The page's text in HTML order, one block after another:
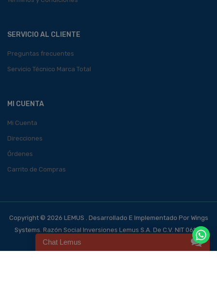
SERVICIO AL CLIENTE
Preguntas frecuentes
Servicio Técnico Marca Total
MI CUENTA
Mi Cuenta
Direcciones
Órdenes
Carrito de Compras
Copyright © 2026 LEMUS . Desarrollado E Implementado Por Wings
Systems. Razón Social Inversiones Lemus S.A. De C.V. NIT 0614-
140700-101-4, NRC 123562-0
Chat Lemus